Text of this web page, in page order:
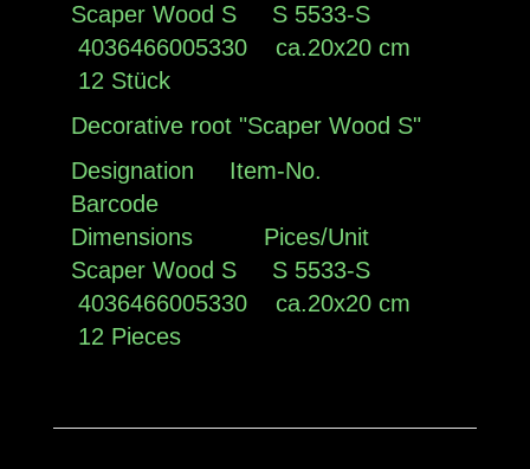
Scaper Wood S S 5533-S
4036466005330 ca.20x20 cm
12 Stück
Decorative root "Scaper Wood S"
Designation Item-No.
Barcode
Dimensions Pices/Unit
Scaper Wood S S 5533-S
4036466005330 ca.20x20 cm
12 Pieces